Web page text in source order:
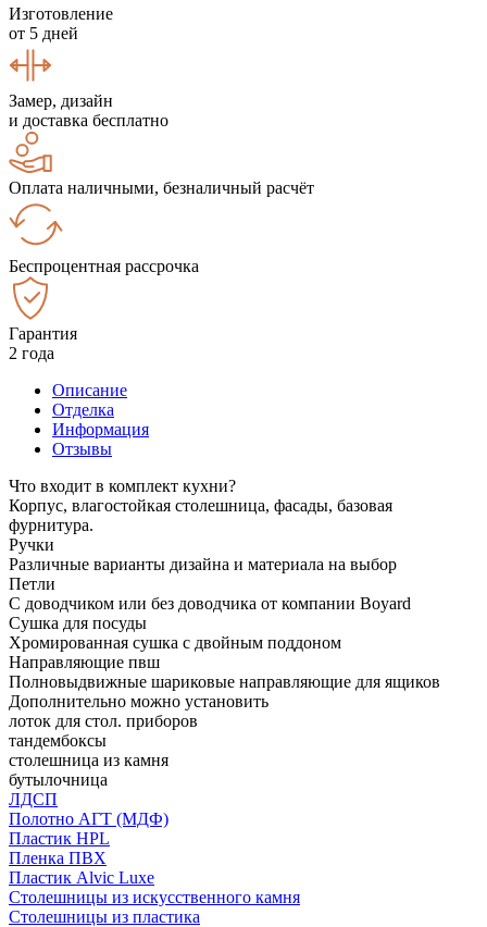
Изготовление
от 5 дней
Замер, дизайн
и доставка бесплатно
Оплата наличными, безналичный расчёт
Беспроцентная рассрочка
Гарантия
2 года
Описание
Отделка
Информация
Отзывы
Что входит в комплект кухни?
Корпус, влагостойкая столешница, фасады, базовая
фурнитура.
Ручки
Различные варианты дизайна и материала на выбор
Петли
С доводчиком или без доводчика от компании Boyard
Сушка для посуды
Хромированная сушка с двойным поддоном
Направляющие пвш
Полновыдвижные шариковые направляющие для ящиков
Дополнительно можно установить
лоток для стол. приборов
тандембоксы
столешница из камня
бутылочница
ЛДСП
Полотно АГТ (МДФ)
Пластик HPL
Пленка ПВХ
Пластик Alvic Luxe
Столешницы из искусственного камня
Столешницы из пластика